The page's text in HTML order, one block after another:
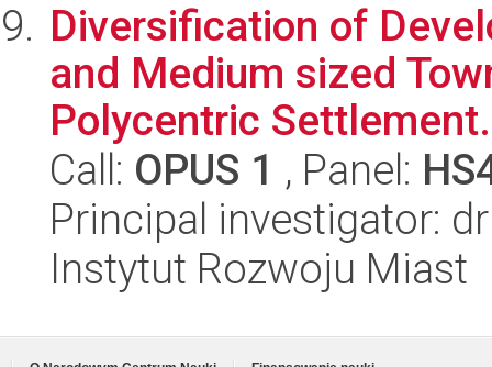
Diversification of
and Medium sized
Polycentric
Call: OPUS 1 , Panel:
Principal investigator:
Instytut Rozwoju Miast